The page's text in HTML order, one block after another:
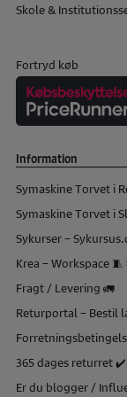
Skole &
Fortryd køb
Information
Symaskine Torvet i
Symaskine Torvet i
Sykurser –
Krea – Workspace
Fragt / Levering 🚛
Returportal – Bestil
365 dages returret ✔️
Er du blogger /